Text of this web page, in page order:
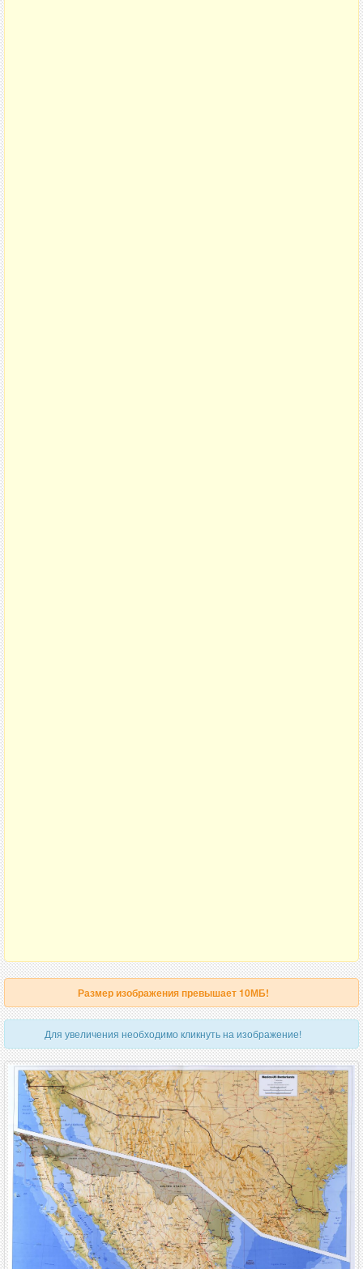
Размер изображения превышает 10МБ!
Для увеличения необходимо кликнуть на изображение!